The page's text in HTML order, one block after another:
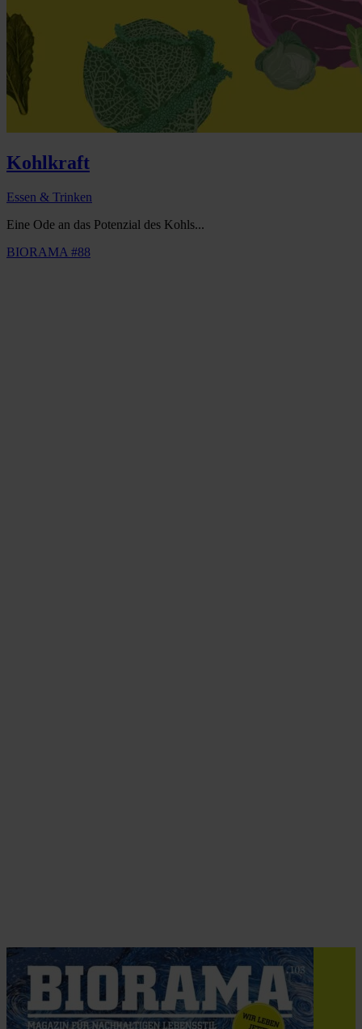
Kohlkraft
Essen & Trinken
Eine Ode an das Potenzial des Kohls...
BIORAMA #88